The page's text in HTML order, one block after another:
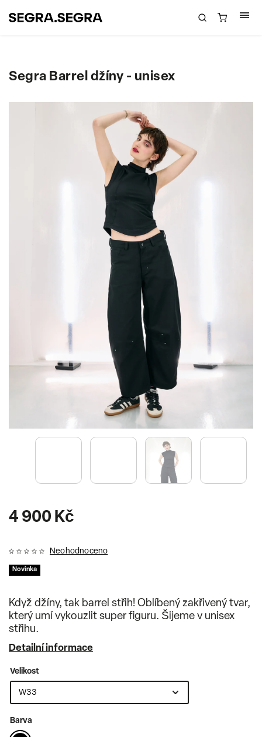
Segra Barrel džíny - unisex
4 900 Kč
Novinka
Neohodnoceno
Když džíny, tak barrel střih! Oblíbený zakřivený tvar,
který umí vykouzlit super figuru. Šijeme v unisex
střihu.
Detailní informace
Velikost
Barva